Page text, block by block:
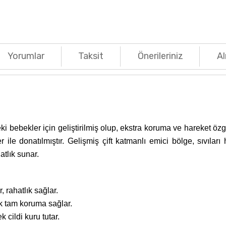
Yorumlar Taksit Önerileriniz
bebekler için geliştirilmiş olup, ekstra koruma ve hareket
donatılmıştır. Gelişmiş çift katmanlı emici bölge,
sunar.
rahatlık sağlar.
tam koruma sağlar.
cildi kuru tutar.